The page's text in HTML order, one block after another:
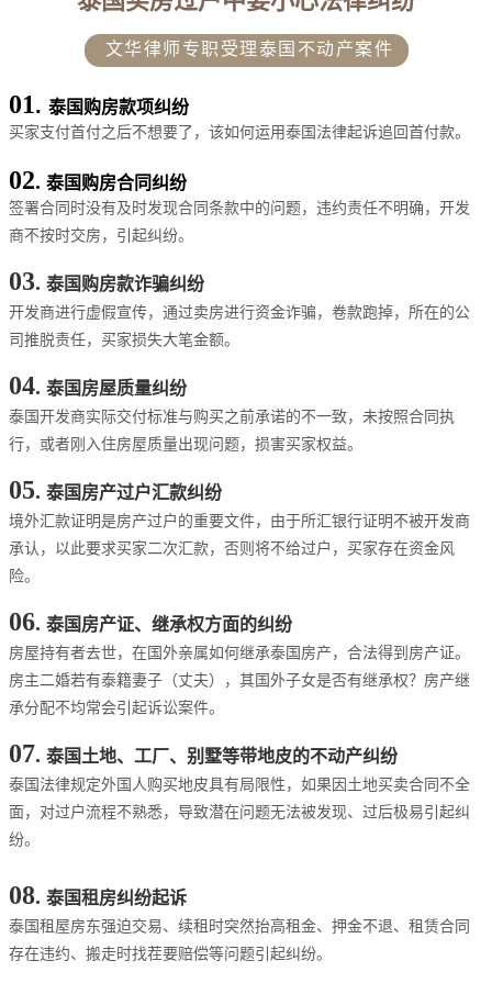
文华律师专职受理泰国不动产案件
01. 泰国购房款项纠纷
买家支付首付之后不想要了，该如何运用泰国法律起诉追回首付款。
02. 泰国购房合同纠纷
签署合同时没有及时发现合同条款中的问题，违约责任不明确，开发
商不按时交房，引起纠纷。
03. 泰国购房款诈骗纠纷
开发商进行虚假宣传，通过卖房进行资金诈骗，卷款跑掉，所在的公
司推脱责任，买家损失大笔金额。
04. 泰国房屋质量纠纷
泰国开发商实际交付标准与购买之前承诺的不一致，未按照合同执
行，或者刚入住房屋质量出现问题，损害买家权益。
05. 泰国房产过户汇款纠纷
境外汇款证明是房产过户的重要文件，由于所汇银行证明不被开发商
承认，以此要求买家二次汇款，否则将不给过户，买家存在资金风
险。
06. 泰国房产证、继承权方面的纠纷
房屋持有者去世，在国外亲属如何继承泰国房产，合法得到房产证。
房主二婚若有泰籍妻子（丈夫），其国外子女是否有继承权？房产继
承分配不均常会引起诉讼案件。
07. 泰国土地、工厂、别墅等带地皮的不动产纠纷
泰国法律规定外国人购买地皮具有局限性，如果因土地买卖合同不全
面，对过户流程不熟悉，导致潜在问题无法被发现、过后极易引起纠
纷。
08. 泰国租房纠纷起诉
泰国租屋房东强迫交易、续租时突然抬高租金、押金不退、租赁合同
存在违约、搬走时找茬要赔偿等问题引起纠纷。